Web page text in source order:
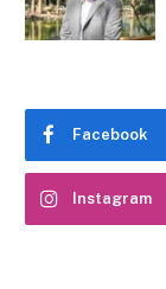
Facebook
Instagram